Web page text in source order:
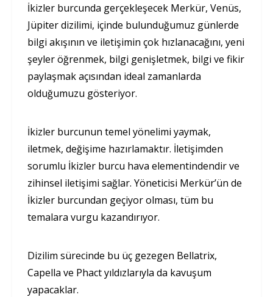
İkizler burcunda gerçekleşecek Merkür, Venüs,
Jüpiter dizilimi, içinde bulunduğumuz günlerde
bilgi akışının ve iletişimin çok hızlanacağını, yeni
şeyler öğrenmek, bilgi genişletmek, bilgi ve fikir
paylaşmak açısından ideal zamanlarda
olduğumuzu gösteriyor.
İkizler burcunun temel yönelimi yaymak,
iletmek, değişime hazırlamaktır. İletişimden
sorumlu İkizler burcu hava elementindendir ve
zihinsel iletişimi sağlar. Yöneticisi Merkür’ün de
İkizler burcundan geçiyor olması, tüm bu
temalara vurgu kazandırıyor.
Dizilim sürecinde bu üç gezegen Bellatrix,
Capella ve Phact yıldızlarıyla da kavuşum
yapacaklar.